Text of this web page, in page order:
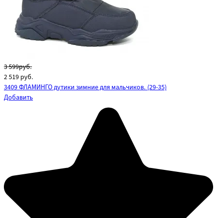
3 599руб.
2 519 руб.
3409 ФЛАМИНГО дутики зимние для мальчиков. (29-35)
Добавить